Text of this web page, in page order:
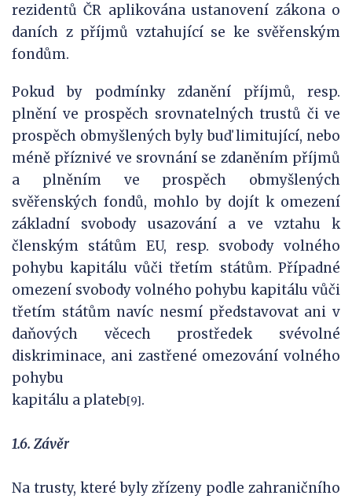
rezidentů ČR aplikována ustanovení zákona o
daních z příjmů vztahující se ke svěřenským
fondům.
Pokud by podmínky zdanění příjmů, resp.
plnění ve prospěch srovnatelných trustů či ve
prospěch obmyšlených byly buď limitující, nebo
méně příznivé ve srovnání se zdaněním příjmů
a plněním ve prospěch obmyšlených
svěřenských fondů, mohlo by dojít k omezení
základní svobody usazování a ve vztahu k
členským státům EU, resp. svobody volného
pohybu kapitálu vůči třetím státům. Případné
omezení svobody volného pohybu kapitálu vůči
třetím státům navíc nesmí představovat ani v
daňových věcech prostředek svévolné
diskriminace, ani zastřené omezování volného
pohybu
kapitálu a plateb[9].
1.6. Závěr
Na trusty, které byly zřízeny podle zahraničního